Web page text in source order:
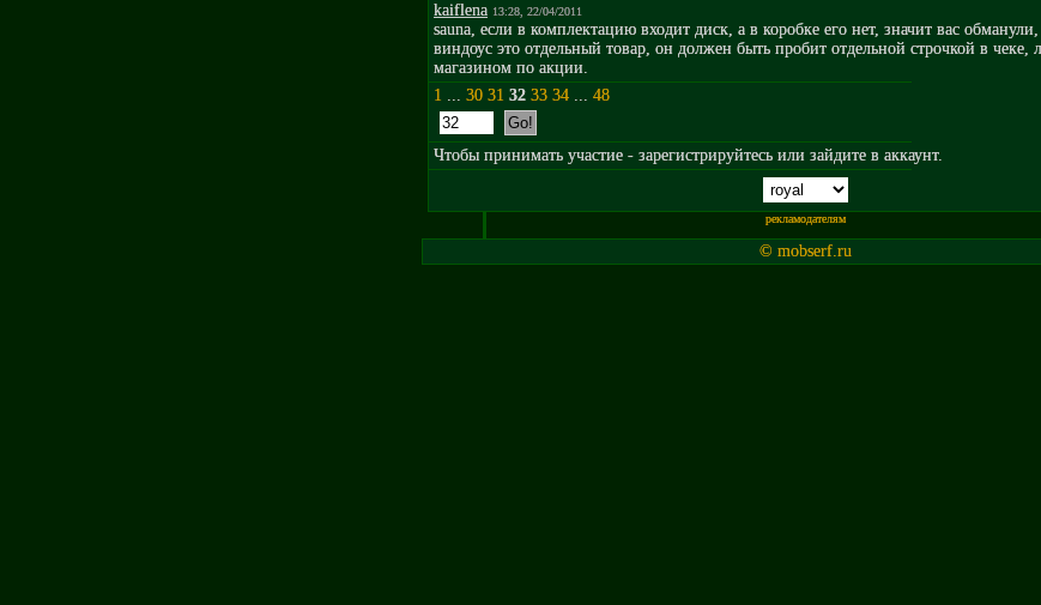
kaiflena 13:28, 22/04/2011
sauna, если в комплектацию входит диск, а в коробке его нет, значит вас
виндоус это отдельный товар, он должен быть пробит отдельной строчкой в чеке,
магазином по акции.
1 ... 30 31 32 33 34 ... 48
Чтобы принимать участие - зарегистрируйтесь или зайдите в аккаунт.
рекламодателям
© mobserf.ru